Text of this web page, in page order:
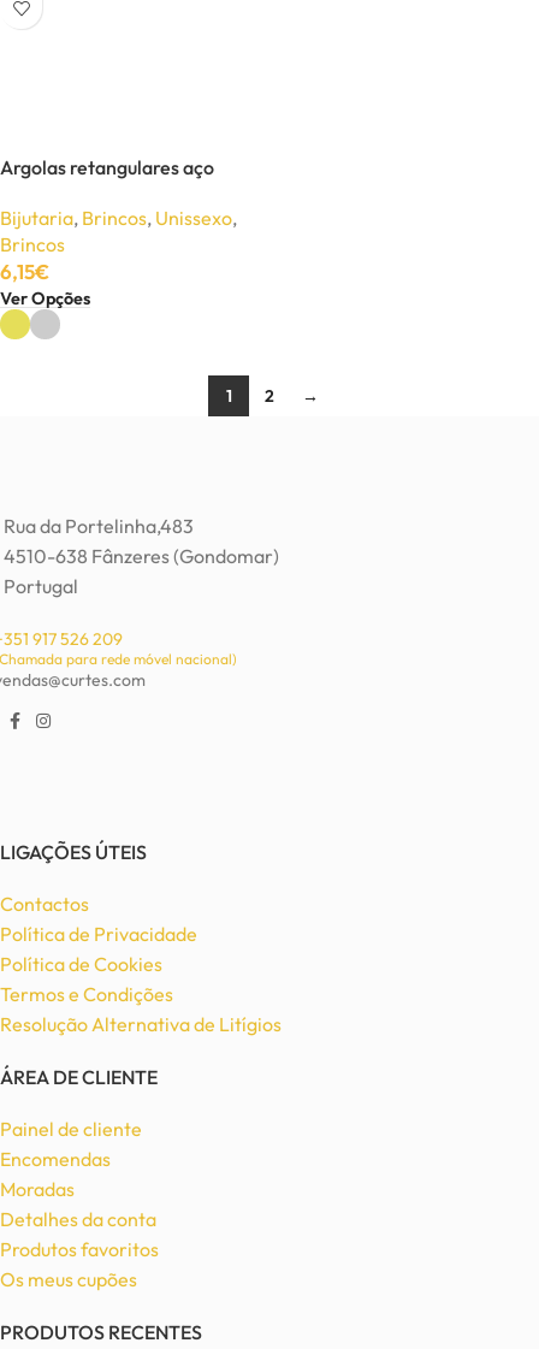
Argolas retangulares aço
Bijutaria, Brincos, Unissexo,
Brincos
6,15€
Ver Opções
1 2 →
Rua da Portelinha,483
4510-638 Fânzeres (Gondomar)
Portugal
917 526 209
para rede móvel nacional)
LIGAÇÕES ÚTEIS
Contactos
Política de Privacidade
Política de Cookies
Termos e Condições
Resolução Alternativa de Litígios
ÁREA DE CLIENTE
Painel de cliente
Encomendas
Moradas
Detalhes da conta
Produtos favoritos
Os meus cupões
PRODUTOS RECENTES